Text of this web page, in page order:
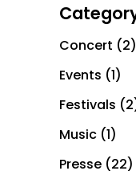
Concert (2)
Events (1)
Festivals
Music (1)
Presse (22)